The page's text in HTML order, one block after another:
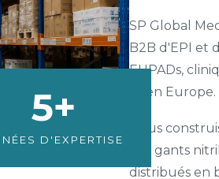
5+
D'EXPERTISE
SP Global
B2B d'EPI et
EHPADs,
et en Europe.
Nous
des gants
distribués en